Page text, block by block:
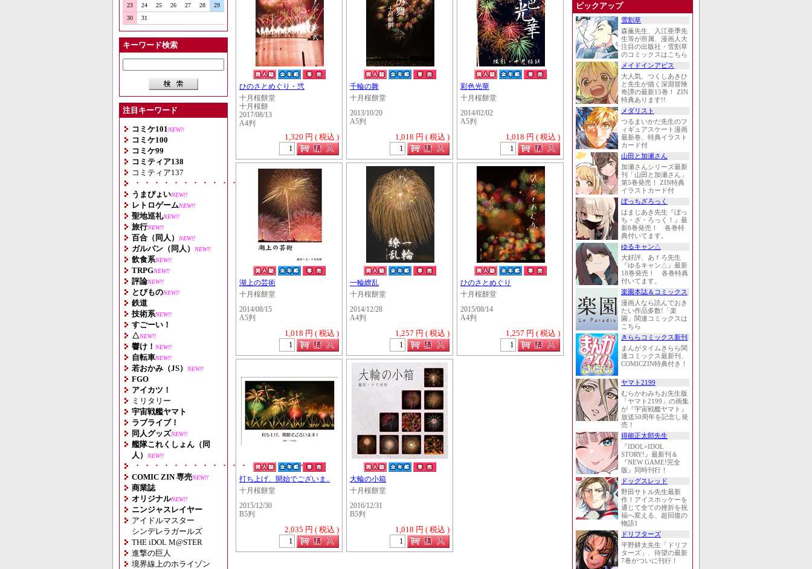
23
24 25 26 27 28
29
30
31
キーワード検索
注目キーワード
コミケ101 NEW!!
コミケ100
コミケ99
コミティア138
コミティア137
・・・・・・・・・・・・・・・・・・・
うまぴょいNEW!!
レトロゲームNEW!!
聖地巡礼NEW!!
旅行NEW!!
百合（同人） NEW!!
ガルパン（同人） NEW!!
飲食系NEW!!
TRPGNEW!!
評論NEW!!
とびものNEW!!
鉄道
技術系NEW!!
すごーい！
△NEW!!
響け！ NEW!!
自転車NEW!!
若おかみ（JS） NEW!!
FGO
アイカツ！
ミリタリー
宇宙戦艦ヤマト
ラブライブ！
同人グッズNEW!!
艦隊これくしょん（同
人）
NEW!!
・・・・・・・・・・・・・・・・・・・
COMIC ZIN 専売NEW!!
商業誌
オリジナルNEW!!
ニンジャスレイヤー
アイドルマスター
シンデレラガールズ
THE iDOL M@STER
進撃の巨人
境界線上のホライゾン
ひのさとめぐり・弐
十月桜餅堂
十月桜餅
2017/08/13
A4判
1,320 円 ( 税込 )
千輪の舞
十月桜餅堂
2013/10/20
A5判
1,018 円 ( 税込 )
彩色光華
十月桜餅堂
2014/02/02
A5判
1,018 円 ( 税込 )
湖上の芸術
十月桜餅堂
2014/08/15
A5判
1,018 円 ( 税込 )
一輪繚乱
十月桜餅堂
2014/12/28
A4判
1,257 円 ( 税込 )
ひのさとめぐり
十月桜餅堂
2015/08/14
A4判
1,257 円 ( 税込 )
打ち上げ、開始でございま..
十月桜餅堂
2015/12/30
B5判
2,035 円 ( 税込 )
大輪の小箱
十月桜餅堂
2016/12/31
B5判
1,018 円 ( 税込 )
ピックアップ
雪割草
森薫先生、入江亜季先
生等が所属、漫画人大
注目の出版社・雪割草
のコミックスはこちら
メイドインアビス
大人気、つくしあきひ
と先生が描く深淵冒険
奇譚の最新15巻！ ZIN
特典あります!!
メダリスト
つるまいかだ先生のフ
ィギュアスケート漫画
最新巻、特典イラスト
カード付
山田と加瀬さん
加瀬さんシリーズ最新
刊「山田と加瀬さん」
第5巻発売！ ZIN特典
イラストカード付
ぼっちざろっく
はまじあき先生『ぼっ
ち・ざ・ろっく！』最
新8巻発売！ 各巻特
典付いてます。
ゆるキャン△
大好評、あｆろ先生
『ゆるキャン△』最新
18巻発売！ 各巻特典
付いてます。
楽園本誌＆コミックス
漫画人なら読んでおき
たい作品多数!「楽
園」関連コミックスは
こちら
きららコミックス新刊
まんがタイムきらら関
連コミックス最新刊、
COMICZIN特典付き！
ヤマト2199
むらかわみちお先生版
「ヤマト2199」の画集
が『宇宙戦艦ヤマト』
放送50周年を記念し発
売！
得能正太郎先生
『IDOL×IDOL
STORY!』最新刊＆
『NEW GAME!完全
版』同時刊行！
ドッグスレッド
野田サトル先生最新
作！アイスホッケーを
通じて全ての挫折を祝
福へ変える、超回復の
物語1
ドリフターズ
平野耕太先生「ドリフ
ターズ」、待望の最新
7巻がついに刊行！